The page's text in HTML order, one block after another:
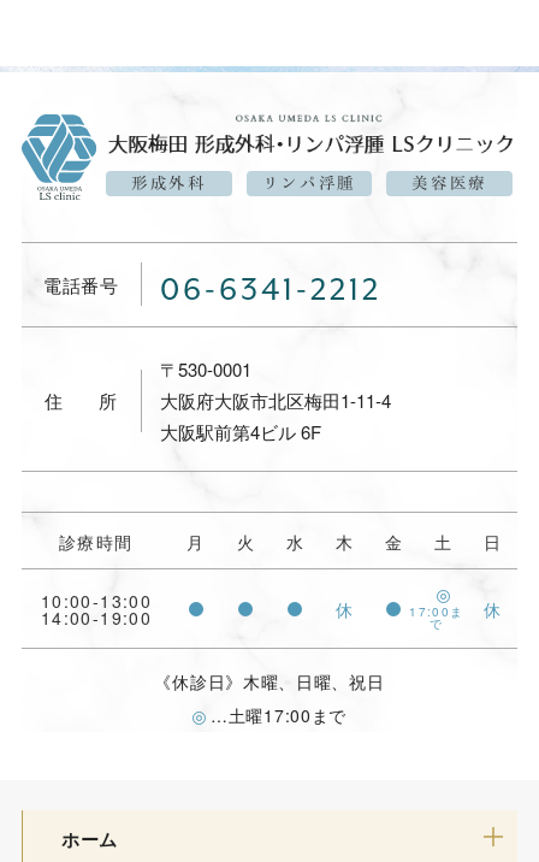
形成外科 リンパ浮腫 美容医療
電話番号 06-6341-2212
住所
〒530-0001
大阪府大阪市北区梅田1-11-4
大阪駅前第4ビル 6F
診療時間 月 火 水 木 金 土 日
10:00-13:00
14:00-19:00 休 17:00ま
で
休
《休診日》木曜、日曜、祝日
…土曜17:00まで
ホーム